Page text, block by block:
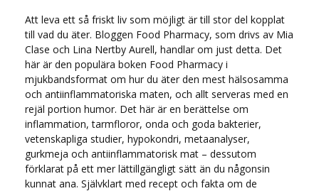
Att leva ett så friskt liv som möjligt är till stor del kopplat
till vad du äter. Bloggen Food Pharmacy, som drivs av Mia
Clase och Lina Nertby Aurell, handlar om just detta. Det
här är den populära boken Food Pharmacy i
mjukbandsformat om hur du äter den mest hälsosamma
och antiinflammatoriska maten, och allt serveras med en
rejäl portion humor. Det här är en berättelse om
inflammation, tarmfloror, onda och goda bakterier,
vetenskapliga studier, hypokondri, metaanalyser,
gurkmeja och antiinflammatorisk mat – dessutom
förklarat på ett mer lättillgängligt sätt än du någonsin
kunnat ana. Självklart med recept och fakta om de